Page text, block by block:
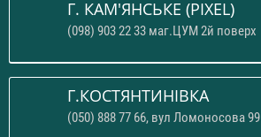
Г. КАМ'ЯНСЬКЕ (PIXEL)
(098) 903 22 33 маг.ЦУМ 2й поверх
Г.КОСТЯНТИНІВКА
(050) 888 77 66, вул Ломоносова 99